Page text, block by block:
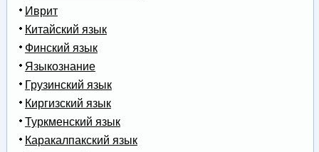
Иврит
Китайский язык
Финский язык
Языкознание
Грузинский язык
Киргизский язык
Туркменский язык
Каракалпакский язык